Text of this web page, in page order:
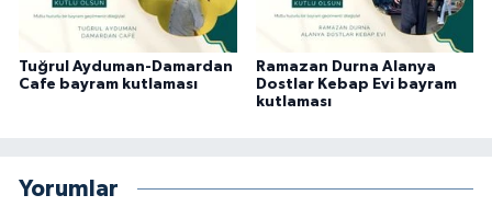
Tuğrul Ayduman-Damardan
Cafe bayram kutlaması
Ramazan Durna Alanya
Dostlar Kebap Evi bayram
kutlaması
Yorumlar